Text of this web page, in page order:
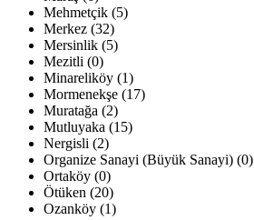
Mehmetçik (5)
Merkez (32)
Mersinlik (5)
Mezitli (0)
Minareliköy (1)
Mormenekşe (17)
Muratağa (2)
Mutluyaka (15)
Nergisli (2)
Organize Sanayi (Büyük Sanayi) (0)
Ortaköy (0)
Ötüken (20)
Ozanköy (1)